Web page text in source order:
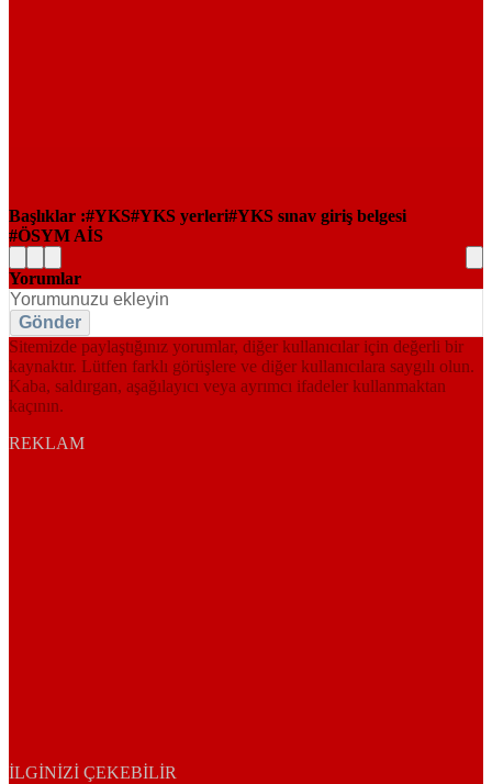
Başlıklar : YKS YKS yerleri YKS sınav giriş belgesi
ÖSYM AİS
Yorumlar
Gönder
Sitemizde paylaştığınız yorumlar, diğer kullanıcılar için değerli bir
kaynaktır. Lütfen farklı görüşlere ve diğer kullanıcılara saygılı olun.
Kaba, saldırgan, aşağılayıcı veya ayrımcı ifadeler kullanmaktan
kaçının.
REKLAM
İLGINIZI ÇEKEBILIR